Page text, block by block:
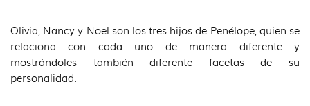
Olivia, Nancy y Noel son los tres hijos de Penélope, quien se
relaciona con cada uno de manera diferente y
mostrándoles también diferente facetas de su
personalidad.